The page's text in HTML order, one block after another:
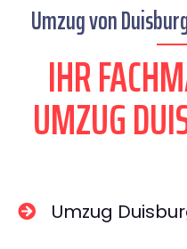
Umzug von
IHR
UMZUG
Umzug